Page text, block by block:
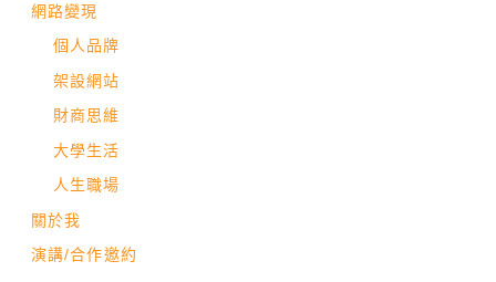
網路變現
個人品牌
架設網站
財商思維
大學生活
人生職場
關於我
演講/合作邀約